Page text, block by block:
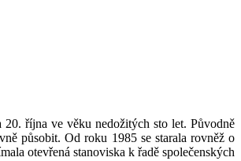
října ve věku nedožitých sto let. Původně
působit. Od roku 1985 se starala rovněž o
otevřená stanoviska k řadě společenských